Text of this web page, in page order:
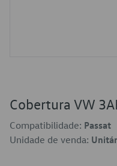
Cobertura VW
Compatibilidade: Passat
Unidade de venda: